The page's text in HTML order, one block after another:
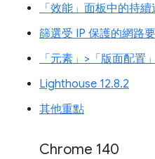
「效能」面板中的持
篩選受 IP 保護的網路
「元素」>「版面配置
Lighthouse 12.8.2
其他重點
Chrome 140